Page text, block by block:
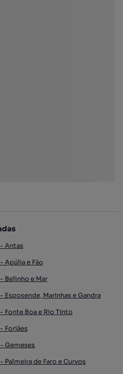
Antas
Apúlia e Fão
Belinho e Mar
Marinhas e Gandra
Fonte Boa e Rio Tinto
Forjães
Gemeses
de Faro e Curvos